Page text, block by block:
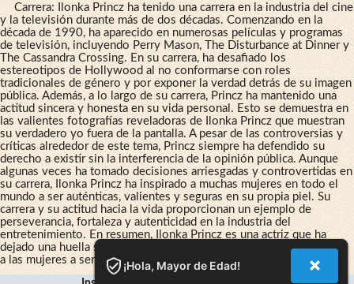
Carrera: Ilonka Princz ha tenido una carrera en la industria del cine
y la televisión durante más de dos décadas. Comenzando en la
década de 1990, ha aparecido en numerosas películas y programas
de televisión, incluyendo Perry Mason, The Disturbance at Dinner y
The Cassandra Crossing. En su carrera, ha desafiado los
estereotipos de Hollywood al no conformarse con roles
tradicionales de género y por exponer la verdad detrás de su imagen
pública. Además, a lo largo de su carrera, Princz ha mantenido una
actitud sincera y honesta en su vida personal. Esto se demuestra en
las valientes fotografías reveladoras de Ilonka Princz que muestran
su verdadero yo fuera de la pantalla. A pesar de las controversias y
críticas alrededor de este tema, Princz siempre ha defendido su
derecho a existir sin la interferencia de la opinión pública. Aunque
algunas veces ha tomado decisiones arriesgadas y controvertidas en
su carrera, Ilonka Princz ha inspirado a muchas mujeres en todo el
mundo a ser auténticas, valientes y seguras en su propia piel. Su
carrera y su actitud hacia la vida proporcionan un ejemplo de
perseverancia, fortaleza y autenticidad en la industria del
entretenimiento. En resumen, Ilonka Princz es una actriz que ha
dejado una huella significativa en la industria del cine y ha inspirado
a las mujeres a ser más auténticas en su propia vida.
¡Hola, Mayor de Edad!